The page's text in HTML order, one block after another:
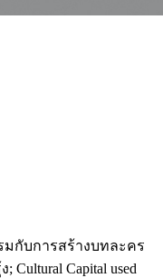
มกับการสร้างบทละคร
Capital used